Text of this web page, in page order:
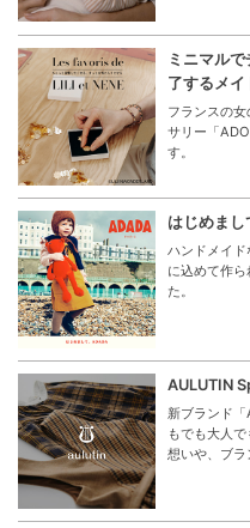
ミニマル
了するメ
フランスの
サリー「
す。
はじめま
ハンドメイ
に込めて作
た。
AULUTIN
新ブランド
もでも大人
想いや、ブ